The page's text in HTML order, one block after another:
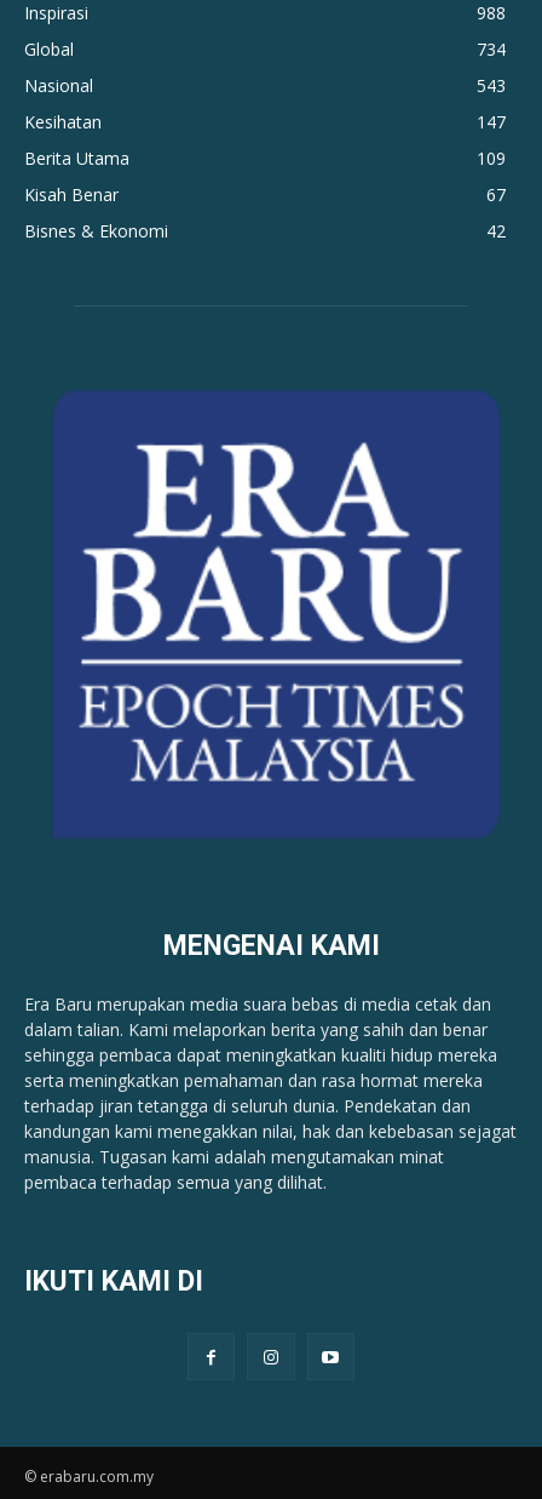
Inspirasi
988
Global
734
Nasional
543
Kesihatan
147
Berita Utama
109
Kisah Benar
67
Bisnes & Ekonomi
42
MENGENAI KAMI
Era Baru merupakan media suara bebas di media cetak dan
dalam talian. Kami melaporkan berita yang sahih dan benar ​​
sehingga pembaca dapat meningkatkan kualiti hidup mereka
serta meningkatkan pemahaman dan rasa hormat mereka
terhadap jiran tetangga di seluruh dunia. Pendekatan dan
kandungan kami menegakkan nilai, hak dan kebebasan sejagat
manusia. Tugasan kami adalah mengutamakan minat
pembaca terhadap semua yang dilihat.
IKUTI KAMI DI
© erabaru.com.my